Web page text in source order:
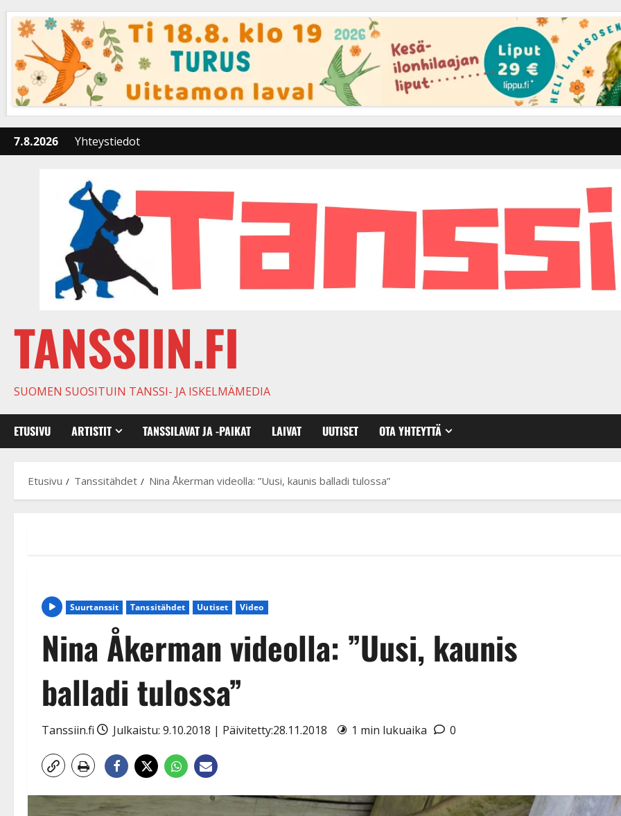
content
7.8.2026 Yhteystiedot
TANSSIIN.FI
SUOMEN SUOSITUIN TANSSI- JA ISKELMÄMEDIA
ETUSIVU ARTISTIT TANSSILAVAT JA -PAIKAT LAIVAT UUTISET OTA YHTEYTTÄ
Etusivu Tanssitähdet Nina Åkerman videolla: ”Uusi, kaunis balladi tulossa”
Suurtanssit Tanssitähdet Uutiset Video
Nina Åkerman videolla: ”Uusi, kaunis
balladi tulossa”
Tanssiin.fi Julkaistu: 9.10.2018 | Päivitetty:28.11.2018 1 min lukuaika 0